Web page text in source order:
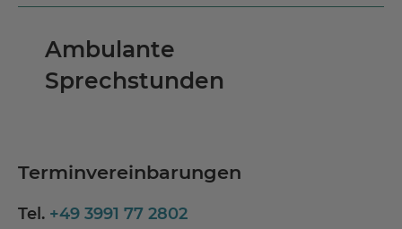
Ambulante
Sprechstunden
Terminvereinbarungen
Tel. +49 3991 77 2802